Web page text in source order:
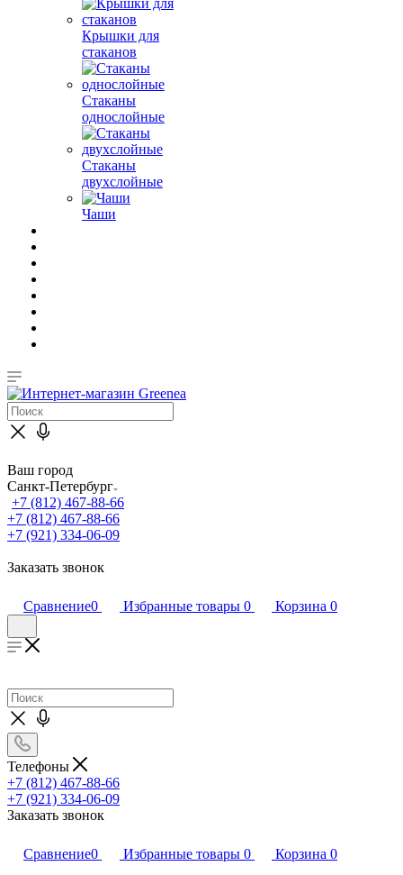
Крышки для
стаканов
Стаканы
однослойные
Стаканы
двухслойные
Чаши
Ваш город
Санкт-Петербург
+7 (812) 467-88-66
+7 (812) 467-88-66
+7 (921) 334-06-09
Заказать звонок
Сравнение0 Избранные товары 0 Корзина 0
Телефоны
+7 (812) 467-88-66
+7 (921) 334-06-09
Заказать звонок
Сравнение0 Избранные товары 0 Корзина 0